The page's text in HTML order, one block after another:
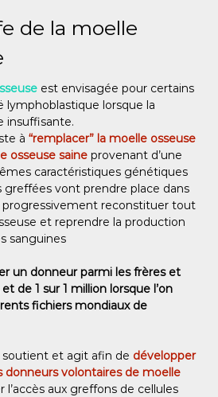
de la moelle
est envisagée pour certains
lymphoblastique lorsque la
insuffisante.
à“remplacer” la moelle osseuse
osseuse saine provenant d’une
caractéristiques génétiques
greffées vont prendre place dans
progressivement reconstituer tout
et reprendre la production
sanguines
un donneur parmi les frères et
de 1 sur 1 million lorsque l’on
fichiers mondiaux de
soutient et agit afin de développer
donneurs volontaires de moelle
l’accès aux greffons de cellules